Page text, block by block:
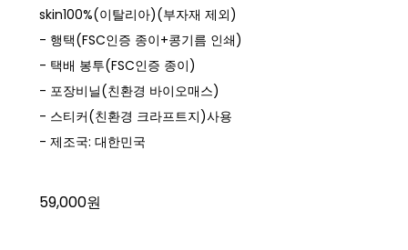
skin100%(이탈리아)(부자재 제외)
- 행택(FSC인증 종이+콩기름 인쇄)
- 택배 봉투(FSC인증 종이)
- 포장비닐(친환경 바이오매스)
- 스티커(친환경 크라프트지)사용
- 제조국: 대한민국
59,000원